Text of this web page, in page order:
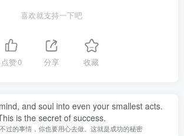
喜欢就支持一下吧
点赞0 分享 收藏
and soul into even your smallest acts.
is the secret of success.
过的事情，你也要用心去做。这就是成功的秘密